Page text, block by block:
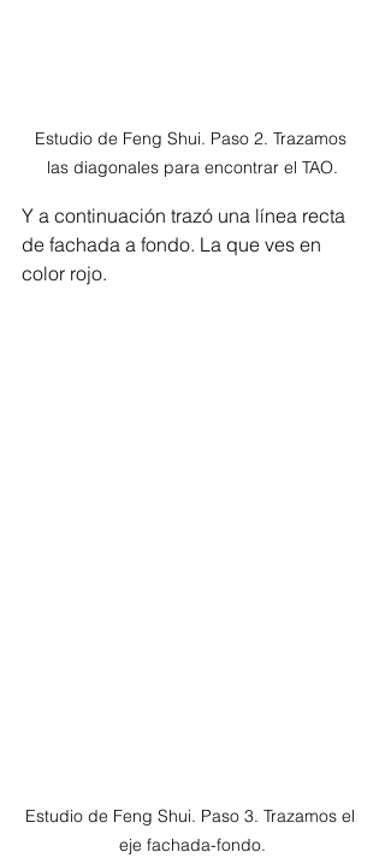
Estudio de Feng Shui. Paso 2. Trazamos
las diagonales para encontrar el TAO.
Y a continuación trazó una línea recta
de fachada a fondo. La que ves en
color rojo.
Estudio de Feng Shui. Paso 3. Trazamos el
eje fachada-fondo.